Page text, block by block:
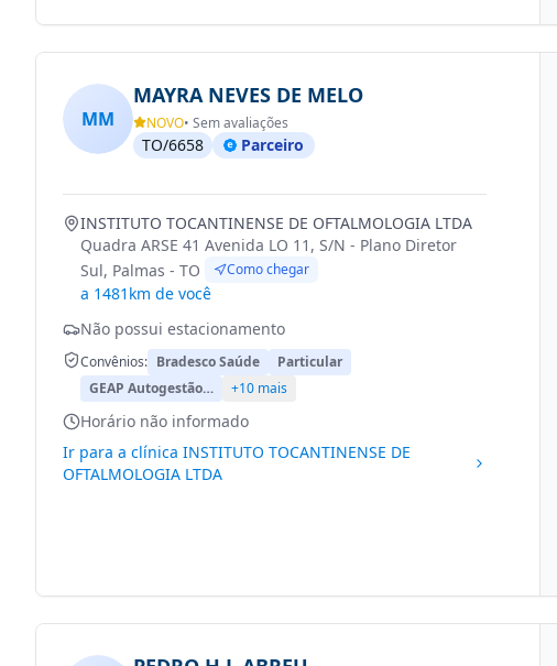
MM
MAYRA NEVES DE MELO
NOVO• Sem avaliações
TO/6658 Parceiro
INSTITUTO TOCANTINENSE DE OFTALMOLOGIA LTDA
Quadra ARSE 41 Avenida LO 11, S/N - Plano Diretor
Sul, Palmas - TO
Como chegar
a 1481km de você
Não possui estacionamento
Convênios: Bradesco Saúde
Particular
GEAP Autogestão…
+10 mais
Horário não informado
Ir para a clínica INSTITUTO TOCANTINENSE DE
OFTALMOLOGIA LTDA